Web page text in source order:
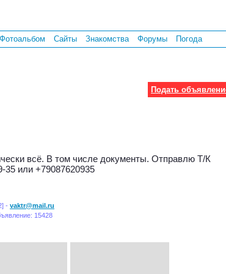
Фотоальбом Сайты Знакомства Форумы Погода
Подать
всё. В том числе документы. Отправлю Т/К
35 или +79087620935
- vaktr@mail.ru
15428